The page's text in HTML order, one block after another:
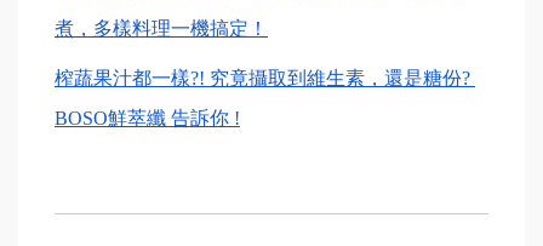
煮，多樣料理一機搞定！
榨蔬果汁都一樣?! 究竟攝取到維生素，還是糖份?
BOSO鮮萃纖 告訴你 !